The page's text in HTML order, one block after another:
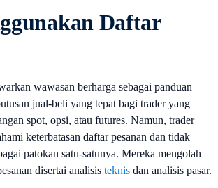
Daftar
wawasan berharga sebagai panduan
jual-beli yang tepat bagi trader yang
spot, opsi, atau futures. Namun, trader
keterbatasan daftar pesanan dan tidak
patokan satu-satunya. Mereka mengolah
disertai analisis teknis dan analisis pasar.